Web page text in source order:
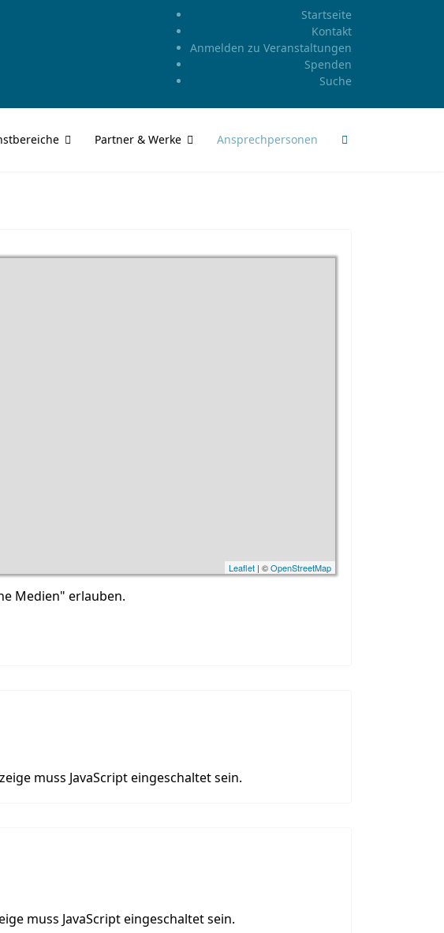
Startseite
Kontakt
Anmelden zu Veranstaltungen
Spenden
Suche
Partner & Werke Ansprechpersonen
Leaflet | ©OpenStreetMap
Medien" erlauben.
muss JavaScript eingeschaltet sein.
muss JavaScript eingeschaltet sein.